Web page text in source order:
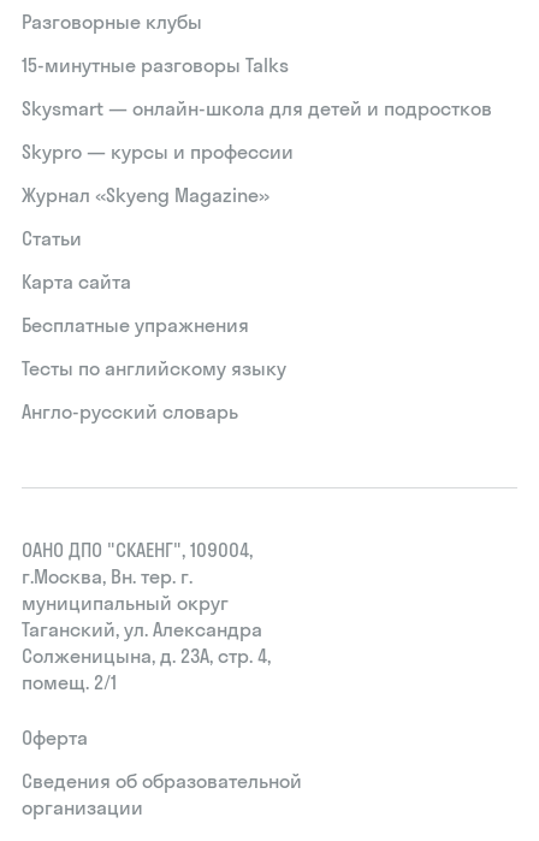
Разговорные клубы
15‑минутные разговоры Talks
Skysmart — онлайн-школа для детей и подростков
Skypro — курсы и профессии
Журнал «Skyeng Magazine»
Статьи
Карта сайта
Бесплатные упражнения
Тесты по английскому языку
Англо-русский словарь
ОАНО ДПО "СКАЕНГ", 109004,
г.Москва, Вн. тер. г.
муниципальный округ
Таганский, ул. Александра
Солженицына, д. 23А, стр. 4,
помещ. 2/1
Оферта
Сведения об образовательной
организации